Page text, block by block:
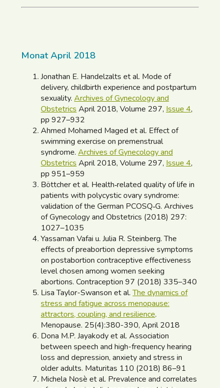
Monat April 2018
Jonathan E. Handelzalts et al. Mode of
delivery, childbirth experience and postpartum
sexuality. Archives of Gynecology and
Obstetrics April 2018, Volume 297, Issue 4,
pp 927–932
Ahmed Mohamed Maged et al. Effect of
swimming exercise on premenstrual
syndrome. Archives of Gynecology and
Obstetrics April 2018, Volume 297, Issue 4,
pp 951–959
Böttcher et al. Health‑related quality of life in
patients with polycystic ovary syndrome:
validation of the German PCOSQ‑G. Archives
of Gynecology and Obstetrics (2018) 297:
1027–1035
Yassaman Vafai u. Julia R. Steinberg. The
effects of preabortion depressive symptoms
on postabortion contraceptive effectiveness
level chosen among women seeking
abortions. Contraception 97 (2018) 335–340
Lisa Taylor-Swanson et al.The dynamics of
stress and fatigue across menopause:
attractors, coupling, and resilience.
Menopause. 25(4):380-390, April 2018
Dona M.P. Jayakody et al. Association
between speech and high-frequency hearing
loss and depression, anxiety and stress in
older adults. Maturitas 110 (2018) 86–91
Michela Nosè et al. Prevalence and correlates